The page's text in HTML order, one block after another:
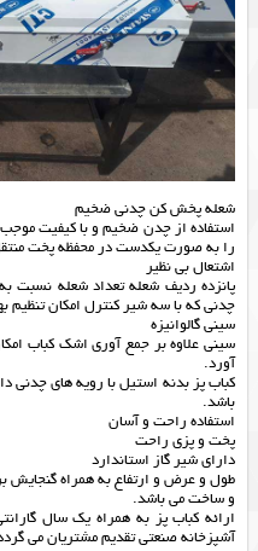
شعله پخش کن چدنی ضخیم
استفاده از چدن ضخیم و با کیفیت
را به صورت یکدست در محفظه پخت
اشتعال بی نظیر
پانزده ردیف شعله تعداد شعله نسبت
چدنی که با سه شیر کنترل امکان تنظیم
سینی گالوانیزه
سینی علاوه بر جمع آوری اشک کباب
آورد.
کباب پز بدنه استیل با رویه های چدنی
باشد.
استفاده راحت و آسان
پخت و پزی راحت
دارای شیر گاز استاندارد
طول و عرض و ارتفاع به همراه
و ساخت می باشد.
ارائه کباب پز به همراه یک سال
آشپزخانه صنعتیتقدیم مشتریان می